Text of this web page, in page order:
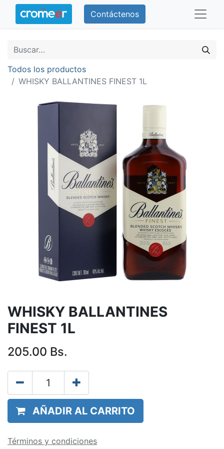
Contáctenos
Todos los productos
WHISKY BALLANTINES FINEST 1L
WHISKY BALLANTINES
FINEST 1L
205.00 Bs.
AÑADIR AL CARRITO
Términos y condiciones